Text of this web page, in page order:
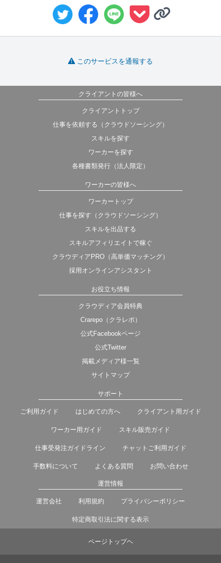
このサービスを通報する
クライアントの皆様へ
クライアントトップ
仕事を依頼する（クラウドソーシング）
スキルを探す
ワーカーを探す
各種書類発行（法人限定）
ワーカーの皆様へ
ワーカートップ
仕事を探す（クラウドソーシング）
スキルを出品する
スキルアフィリエイトで稼ぐ
クラウディアPRO（高単価マッチング）
採用オンラインアシスタント
お役立ち情報
クラウディア会員特典
Crarepo（クラレポ）
公式Facebookページ
公式Twitter
掲載メディア様一覧
サイトマップ
サポート
ご利用ガイド はじめての方へ クライアント用ガイド
ワーカー用ガイド スキル販売ガイド
仕事受発注ガイドライン チャットご利用ガイド
手数料について よくある質問 お問い合わせ
運営情報
運営会社 利用規約 プライバシーポリシー
特定商取引法に関する表示
ページトップヘ